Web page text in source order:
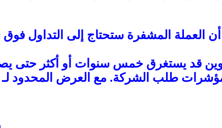
قد يستغرق خمس سنوات أو أكثر حتى